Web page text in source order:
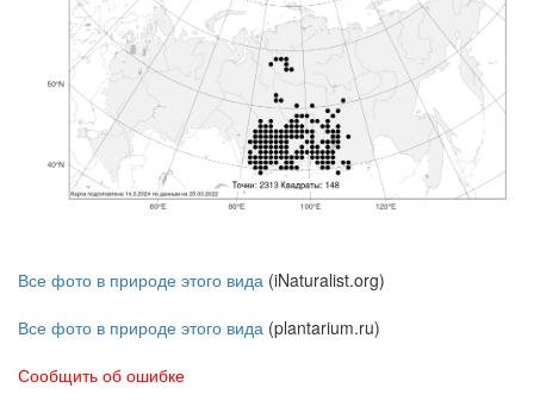
Все фото в природе этого вида (iNaturalist.org)
Все фото в природе этого вида (plantarium.ru)
Сообщить об ошибке